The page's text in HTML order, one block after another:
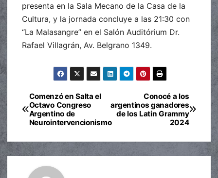
presenta en la Sala Mecano de la Casa de la
Cultura, y la jornada concluye a las 21:30 con
“La Malasangre” en el Salón Auditórium Dr.
Rafael Villagrán, Av. Belgrano 1349.
Navegación
de
entradas
Conocé a los
argentinos ganadores
de los Latin Grammy
2024
Comenzó en Salta el
Octavo Congreso
Argentino de
Neurointervencionismo